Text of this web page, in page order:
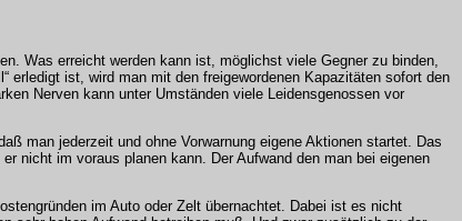
Was erreicht werden kann ist, möglichst viele Gegner zu binden,
erledigt ist, wird man mit den freigewordenen Kapazitäten sofort den
Nerven kann unter Umständen viele Leidensgenossen vor
man jederzeit und ohne Vorwarnung eigene Aktionen startet. Das
nicht im voraus planen kann. Der Aufwand den man bei eigenen
im Auto oder Zelt übernachtet. Dabei ist es nicht